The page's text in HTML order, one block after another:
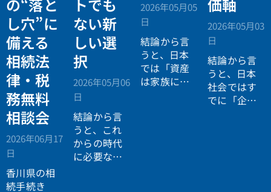
の“落と
し穴”に
備える
相続法
律・税
務無料
相談会
2026年06月17
日
香川県の相
続手続き
トでも
ない新
しい選
択
2026年05月06
日
結論から言
うと、これ
からの時代
に必要なの
2026年05月05
日
結論から言
うと、日本
では「資産
は家族に引
価軸
2026年05月03
日
結論から言
うと、日本
社会ではす
でに「企業